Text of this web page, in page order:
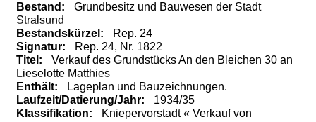
Bestand:
Grundbesitz und Bauwesen der Stadt
Stralsund
Bestandskürzel:
Rep. 24
Signatur:
Rep. 24, Nr. 1822
Titel:
Verkauf des Grundstücks An den Bleichen 30 an
Lieselotte Matthies
Enthält:
Lageplan und Bauzeichnungen.
Laufzeit/Datierung/Jahr:
1934/35
Klassifikation:
Kniepervorstadt « Verkauf von